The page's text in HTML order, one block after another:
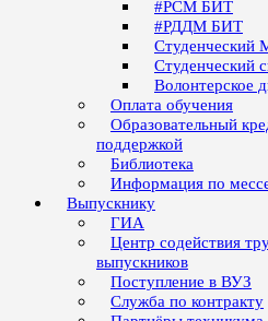
#РСМ БИТ
#РДДМ БИТ
Студенческий
Студенческий
Волонтерское
Оплата обучения
Образовательный
поддержкой
Библиотека
Информация по
Выпускнику
ГИА
Центр содействия
выпускников
Поступление в ВУЗ
Служба по контракту